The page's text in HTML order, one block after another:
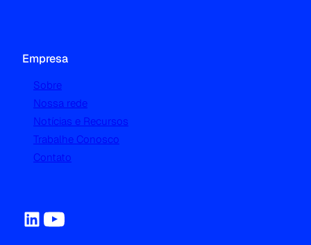
Empresa
Sobre
Nossa rede
Notícias e Recursos
Trabalhe Conosco
Contato